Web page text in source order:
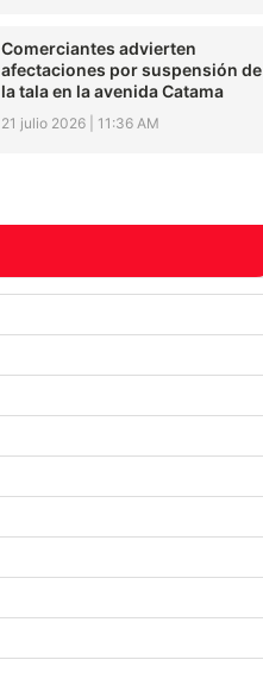
Comerciantes advierten
afectaciones por suspensión de
la tala en la avenida Catama
21 julio 2026 11:36 AM